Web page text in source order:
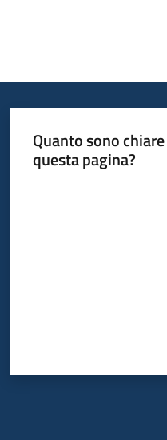
Quanto sono
questa pagina?